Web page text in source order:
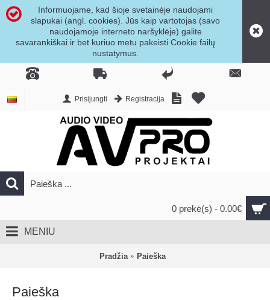
Informuojame, kad šioje svetainėje naudojami
slapukai (angl. cookies). Jūs kaip vartotojas (savo
naudojamoje interneto naršyklėje) galite
savarankiškai ir bet kuriuo metu pakeisti Cookie failų
nustatymus.
Prisijungti Registracija
0 prekė(s) - 0.00€
MENIU
Pradžia Paieška
Paieška